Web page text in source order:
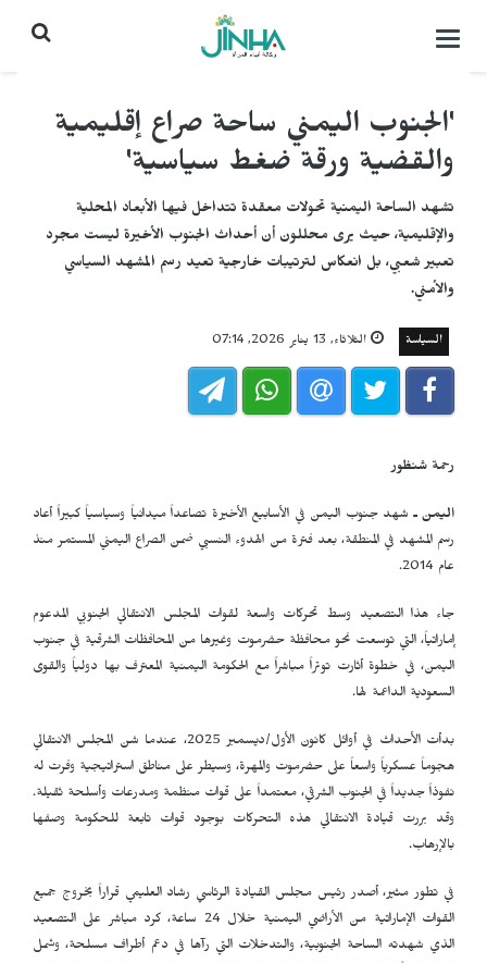
التحكم
'الجنوب اليمني ساحة صراع إقليمية
والقضية ورقة ضغط سياسية'
تشهد الساحة اليمنية تحولات معقدة تتداخل فيها الأبعاد المحلية
والإقليمية، حيث يرى محللون أن أحداث الجنوب الأخيرة ليست مجرد
تعبير شعبي، بل انعكاس لترتيبات خارجية تعيد رسم المشهد السياسي
والأمني.
السياسة الثلاثاء, 13 يناير 2026, 07:14
رحمة شنظور
اليمن ـشهد جنوب اليمن في الأسابيع الأخيرة تصاعداً ميدانياً وسياسياً كبيراً أعاد
رسم المشهد في المنطقة، بعد فترة من الهدوء النسبي ضمن الصراع اليمني المستمر منذ
عام 2014.
جاء هذا التصعيد وسط تحركات واسعة لقوات المجلس الانتقالي الجنوبي المدعوم
إماراتياً، التي توسعت نحو محافظة حضرموت وغيرها من المحافظات الشرقية في جنوب
اليمن، في خطوة أثارت توتراً مباشراً مع الحكومة اليمنية المعترف بها دولياً والقوى
السعودية الداعمة لها.
بدأت الأحداث في أوائل كانون الأول/ديسمبر 2025، عندما شن المجلس الانتقالي
هجوماً عسكرياً واسعاً على حضرموت والمهرة، وسيطر على مناطق استراتيجية وفرت له
نفوذاً جديداً في الجنوب الشرقي، معتمداً على قوات منظمة ومدرعات وأسلحة ثقيلة.
وقد بررت قيادة الانتقالي هذه التحركات بوجود قوات تابعة للحكومة وصفها
بالإرهاب.
في تطور مثير، أصدر رئيس مجلس القيادة الرئاسي رشاد العليمي قراراً بخروج جميع
القوات الإماراتية من الأراضي اليمنية خلال 24 ساعة، كرد مباشر على التصعيد
الذي شهدته الساحة الجنوبية، والتدخلات التي رآها في دعم أطراف مسلحة، وشمل